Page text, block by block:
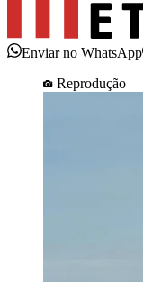
Enviar no WhatsApp
Reprodução